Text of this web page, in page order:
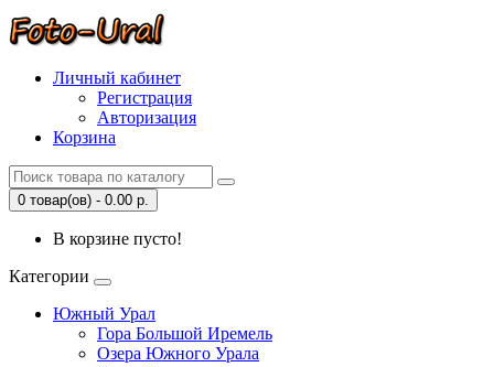
Личный кабинет
Регистрация
Авторизация
Корзина
0 товар(ов) - 0.00 р.
В корзине пусто!
Категории
Южный Урал
Гора Большой Иремель
Озера Южного Урала